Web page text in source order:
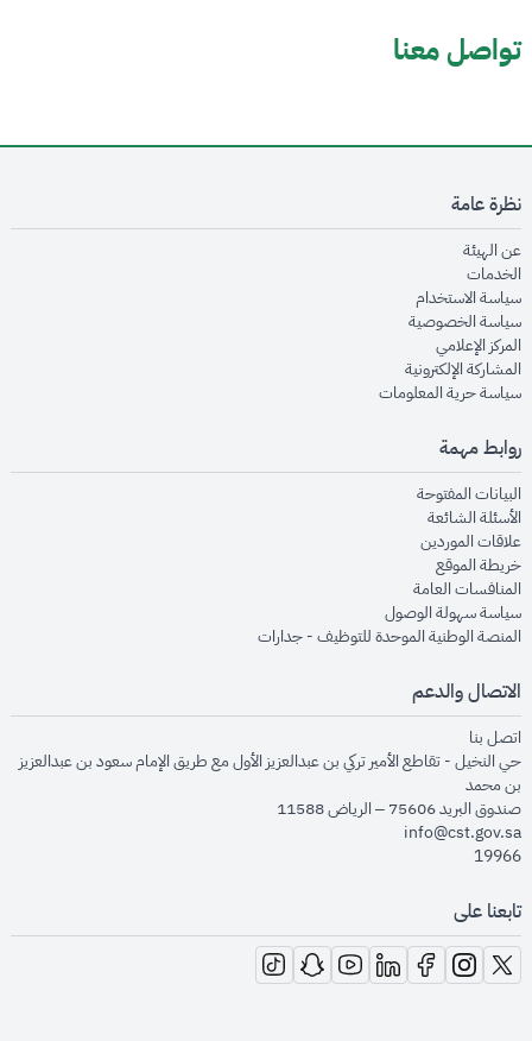
تواصل معنا
نظرة عامة
عن الهيئةopens in new window
الخدماتopens in new window
سياسة الاستخدامopens in new window
سياسة الخصوصيةopens in new window
المركز الإعلاميopens in new window
المشاركة الإلكترونيةopens in new window
سياسة حرية المعلوماتopens in new window
روابط مهمة
البيانات المفتوحةopens in new window
الأسئلة الشائعةopens in new window
علاقات الموردينopens in new window
خريطة الموقعopens in new window
المنافسات العامةopens in new window
سياسة سهولة الوصولopens in new window
المنصة الوطنية الموحدة للتوظيف - جداراتopens in new window
الاتصال والدعم
اتصل بنا
حي النخيل - تقاطع الأمير تركي بن عبدالعزيز الأول مع طريق الإمام سعود بن عبدالعزيز
بن محمد
صندوق البريد 75606 – الرياض 11588
info@cst.gov.sa
19966
تابعنا على
opens in new window
opens in new window
opens in new window
opens in new window
opens in new window
opens in new window
opens in new window